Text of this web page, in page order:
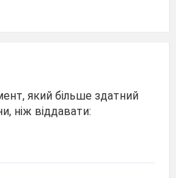
який більше здатний
ніж віддавати: